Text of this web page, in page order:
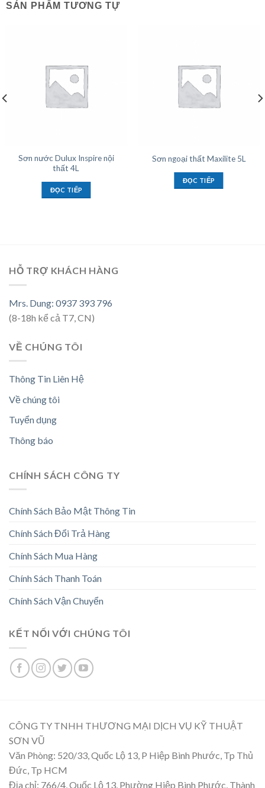
SẢN PHẨM TƯƠNG TỰ
Sơn nước Dulux Inspire nội
thất 4L
ĐỌC TIẾP
Sơn ngoại thất Maxilite 5L
ĐỌC TIẾP
HỖ TRỢ KHÁCH HÀNG
Mrs. Dung: 0937 393 796
(8-18h kể cả T7, CN)
VỀ CHÚNG TÔI
Thông Tin Liên Hệ
Về chúng tôi
Tuyển dụng
Thông báo
CHÍNH SÁCH CÔNG TY
Chính Sách Bảo Mật Thông Tin
Chính Sách Đổi Trả Hàng
Chính Sách Mua Hàng
Chính Sách Thanh Toán
Chính Sách Vận Chuyển
KẾT NỐI VỚI CHÚNG TÔI
CÔNG TY TNHH THƯƠNG MẠI DỊCH VỤ KỸ THUẬT
SƠN VŨ
Văn Phòng: 520/33, Quốc Lộ 13, P Hiệp Bình Phước, Tp Thủ
Đức, Tp HCM
Địa chỉ: 766/4, Quốc Lộ 13, Phường Hiệp Bình Phước, Thành